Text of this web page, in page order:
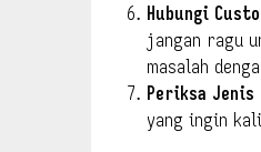
Hubungi
jangan ragu
masalah
Periksa Jenis
yang ingin